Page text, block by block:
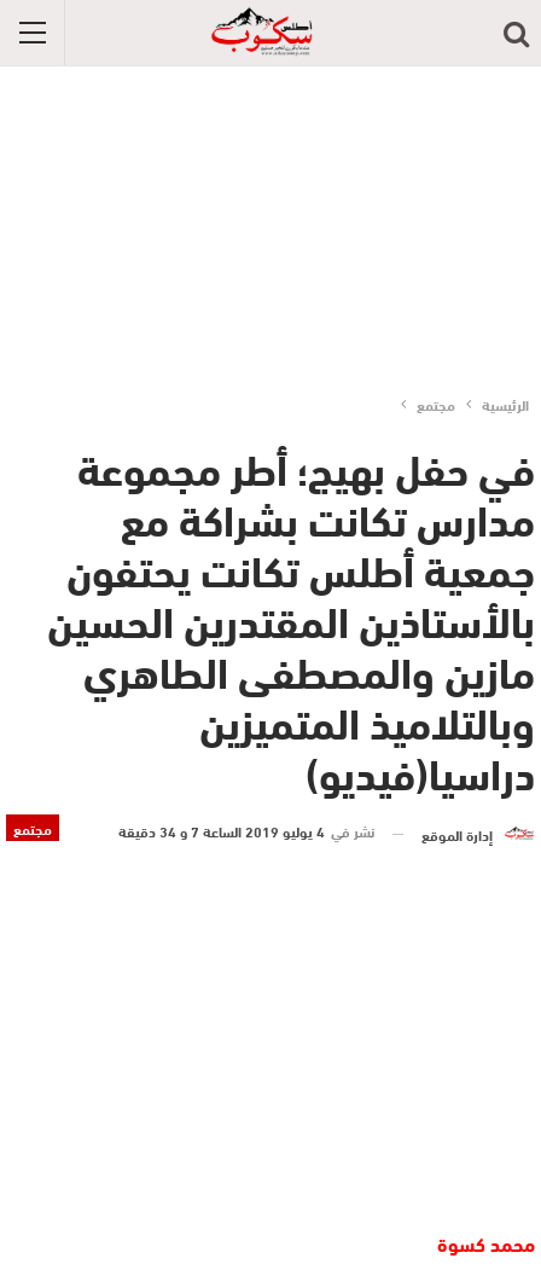
الرئيسية مجتمع
في حفل بهيج؛ أطر مجموعة
مدارس تكانت بشراكة مع
جمعية أطلس تكانت يحتفون
بالأستاذين المقتدرين الحسين
مازين والمصطفى الطاهري
وبالتلاميذ المتميزين
دراسيا‎(فيديو)
مجتمع إدارة الموقع نشر في 4 يوليو 2019 الساعة 7 و 34 دقيقة
محمد كسوة